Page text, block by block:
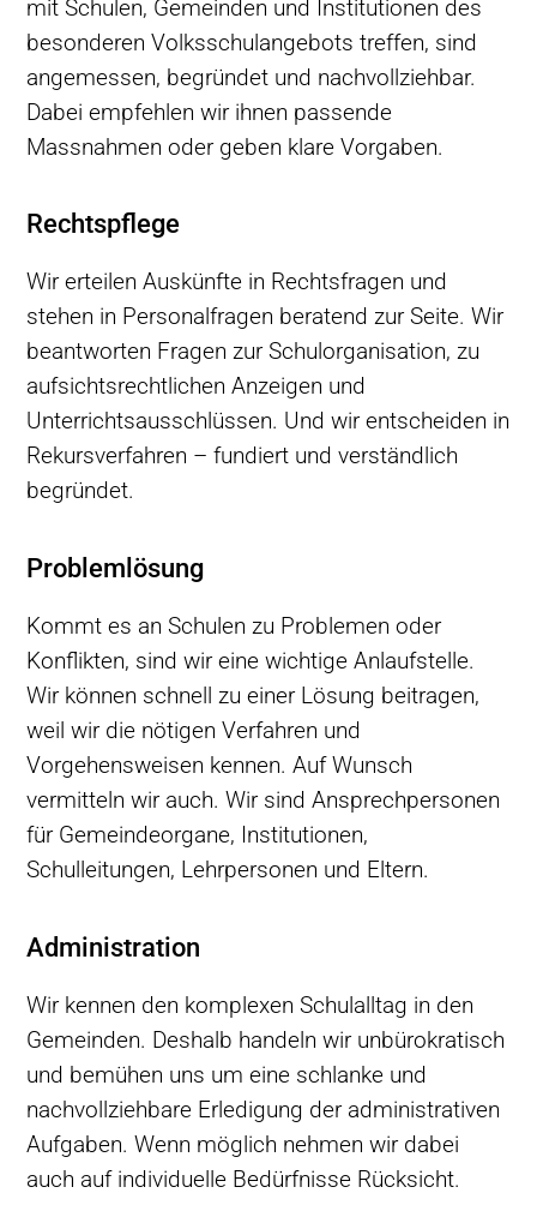
mit Schulen, Gemeinden und Institutionen des
besonderen Volksschulangebots treffen, sind
angemessen, begründet und nachvollziehbar.
Dabei empfehlen wir ihnen passende
Massnahmen oder geben klare Vorgaben.
Rechtspflege
Wir erteilen Auskünfte in Rechtsfragen und
stehen in Personalfragen beratend zur Seite. Wir
beantworten Fragen zur Schulorganisation, zu
aufsichtsrechtlichen Anzeigen und
Unterrichtsausschlüssen. Und wir entscheiden in
Rekursverfahren – fundiert und verständlich
begründet.
Problemlösung
Kommt es an Schulen zu Problemen oder
Konflikten, sind wir eine wichtige Anlaufstelle.
Wir können schnell zu einer Lösung beitragen,
weil wir die nötigen Verfahren und
Vorgehensweisen kennen. Auf Wunsch
vermitteln wir auch. Wir sind Ansprechpersonen
für Gemeindeorgane, Institutionen,
Schulleitungen, Lehrpersonen und Eltern.
Administration
Wir kennen den komplexen Schulalltag in den
Gemeinden. Deshalb handeln wir unbürokratisch
und bemühen uns um eine schlanke und
nachvollziehbare Erledigung der administrativen
Aufgaben. Wenn möglich nehmen wir dabei
auch auf individuelle Bedürfnisse Rücksicht.